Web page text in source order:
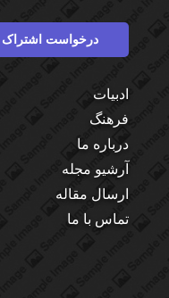
درخواست اشتراک
ادبیات
فرهنگ
درباره ما
آرشیو مجله
ارسال مقاله
تماس با ما